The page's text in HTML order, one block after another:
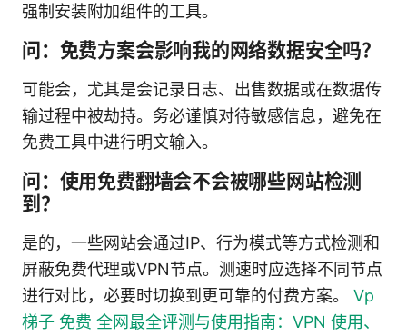
强制安装附加组件的工具。
问：免费方案会影响我的网络数据安全吗？
可能会，尤其是会记录日志、出售数据或在数据传
输过程中被劫持。务必谨慎对待敏感信息，避免在
免费工具中进行明文输入。
问：使用免费翻墙会不会被哪些网站检测
到？
是的，一些网站会通过IP、行为模式等方式检测和
屏蔽免费代理或VPN节点。测速时应选择不同节点
进行对比，必要时切换到更可靠的付费方案。 Vp
梯子 免费 全网最全评测与使用指南：VPN 使用、